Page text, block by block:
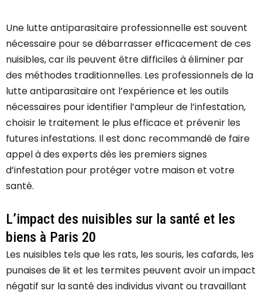
Une lutte antiparasitaire professionnelle est souvent
nécessaire pour se débarrasser efficacement de ces
nuisibles, car ils peuvent être difficiles à éliminer par
des méthodes traditionnelles. Les professionnels de la
lutte antiparasitaire ont l’expérience et les outils
nécessaires pour identifier l’ampleur de l’infestation,
choisir le traitement le plus efficace et prévenir les
futures infestations. Il est donc recommandé de faire
appel à des experts dès les premiers signes
d’infestation pour protéger votre maison et votre
santé.
L’impact des nuisibles sur la santé et les
biens à Paris 20
Les nuisibles tels que les rats, les souris, les cafards, les
punaises de lit et les termites peuvent avoir un impact
négatif sur la santé des individus vivant ou travaillant